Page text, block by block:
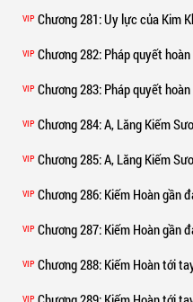
VIP Chương 281: Uy lực của Kim
VIP Chương 282: Pháp quyết
VIP Chương 283: Pháp quyết
VIP Chương 284: A, Lăng Kiếm
VIP Chương 285: A, Lăng Kiếm
VIP Chương 286: Kiếm Hoàn gần
VIP Chương 287: Kiếm Hoàn gần
VIP Chương 288: Kiếm Hoàn tới
VIP